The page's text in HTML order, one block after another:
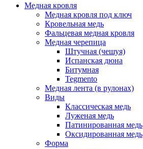
Медная кровля
Медная кровля под ключ
Кровельная медь
Фальцевая медная кровля
Медная черепица
Штучная (чешуя)
Испанская дюна
Битумная
Tegmento
Медная лента (в рулонах)
Виды
Классическая медь
Луженая медь
Патинированная медь
Оксидированная медь
Форма